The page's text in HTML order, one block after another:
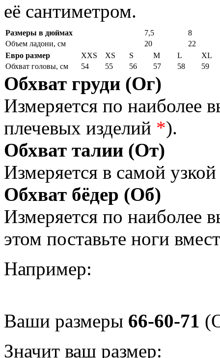
её сантиметром.
Размеры в дюймах 7,5
8
Объем ладони, см
20
22
Евро размер
XXS XS S M L
XL
Обхват головы, см
54 55 56 57 58 59
Обхват груди (Ог)
Измеряется по наиболее
плечевых изделий *).
Обхват талии (От)
Измеряется в самой
Обхват бёдер (Об)
Измеряется по наиболее
этом поставьте ноги
Например:
Ваши размеры 66-60-71
Значит ваш размер: